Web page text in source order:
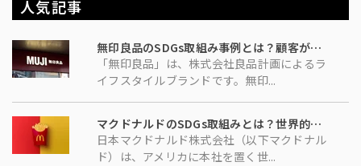
人気記事
無印良品のSDGs取組み事例とは？顧客が楽しみながらSDGsに参加できる取組みを展開、自社の利益につなげる
「無印良品」は、株式会社良品計画によるラ
イフスタイルブランドです。無印...
マクドナルドのSDGs取組みとは？世界的企業が挑む「物流」「サプライチェーン」の細かな見直し
日本マクドナルド株式会社（以下マクドナル
ド）は、アメリカに本社を置く世...